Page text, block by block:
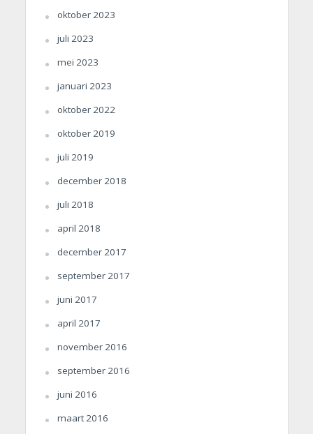
oktober 2023
juli 2023
mei 2023
januari 2023
oktober 2022
oktober 2019
juli 2019
december 2018
juli 2018
april 2018
december 2017
september 2017
juni 2017
april 2017
november 2016
september 2016
juni 2016
maart 2016